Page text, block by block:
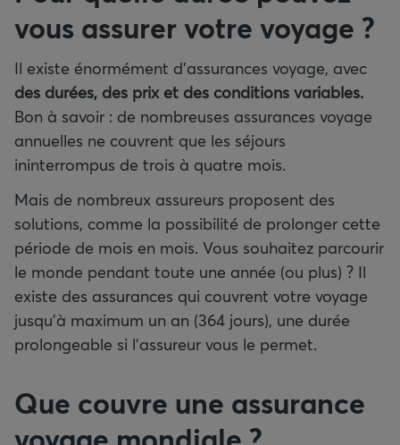
vous assurer votre voyage ?
Il existe énormément d’assurances voyage, avec
des durées, des prix et des conditions variables.
Bon à savoir : de nombreuses assurances voyage
annuelles ne couvrent que les séjours
ininterrompus de trois à quatre mois.
Mais de nombreux assureurs proposent des
solutions, comme la possibilité de prolonger cette
période de mois en mois. Vous souhaitez parcourir
le monde pendant toute une année (ou plus) ? Il
existe des assurances qui couvrent votre voyage
jusqu’à maximum un an (364 jours), une durée
prolongeable si l’assureur vous le permet.
Que couvre une assurance